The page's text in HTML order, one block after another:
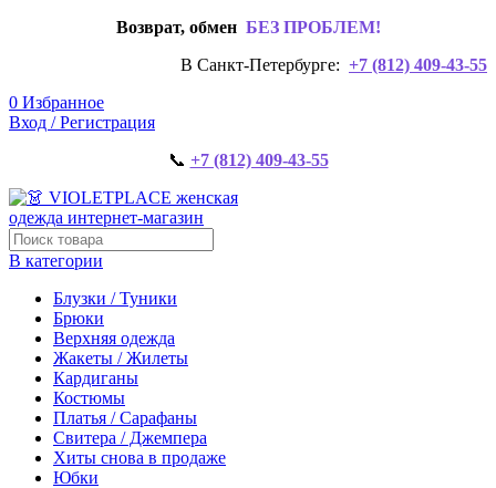
Возврат, обмен БЕЗ ПРОБЛЕМ!
В Санкт-Петербурге: +7 (812) 409-43-55
0 Избранное
Вход / Регистрация
📞 +7 (812) 409-43-55
В категории
Блузки / Туники
Брюки
Верхняя одежда
Жакеты / Жилеты
Кардиганы
Костюмы
Платья / Сарафаны
Свитера / Джемпера
Хиты снова в продаже
Юбки